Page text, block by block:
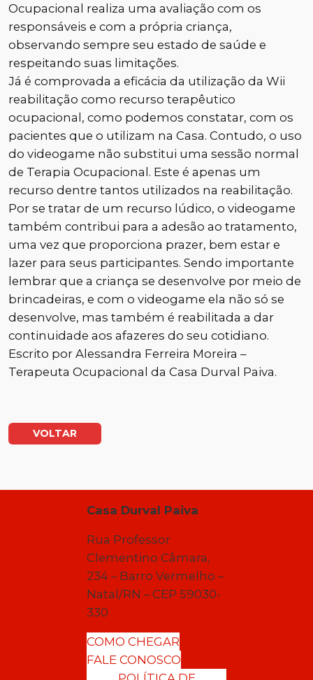
Ocupacional realiza uma avaliação com os
responsáveis e com a própria criança,
observando sempre seu estado de saúde e
respeitando suas limitações.
Já é comprovada a eficácia da utilização da Wii
reabilitação como recurso terapêutico
ocupacional, como podemos constatar, com os
pacientes que o utilizam na Casa. Contudo, o uso
do videogame não substitui uma sessão normal
de Terapia Ocupacional. Este é apenas um
recurso dentre tantos utilizados na reabilitação.
Por se tratar de um recurso lúdico, o videogame
também contribui para a adesão ao tratamento,
uma vez que proporciona prazer, bem estar e
lazer para seus participantes. Sendo importante
lembrar que a criança se desenvolve por meio de
brincadeiras, e com o videogame ela não só se
desenvolve, mas também é reabilitada a dar
continuidade aos afazeres do seu cotidiano.
Escrito por Alessandra Ferreira Moreira –
Terapeuta Ocupacional da Casa Durval Paiva.
VOLTAR
Casa Durval Paiva
Rua Professor
Clementino Câmara,
234 – Barro Vermelho –
Natal/RN – CEP 59030-
330
COMO CHEGAR
FALE CONOSCO